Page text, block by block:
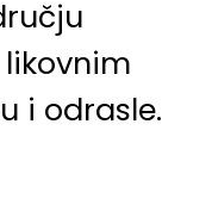
i odrasle.